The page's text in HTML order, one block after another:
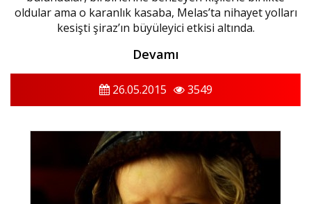
oldular ama o karanlık kasaba, Melas’ta nihayet yolları
kesişti şiraz’ın büyüleyici etkisi altında.
Devamı
26.05.2015 3549